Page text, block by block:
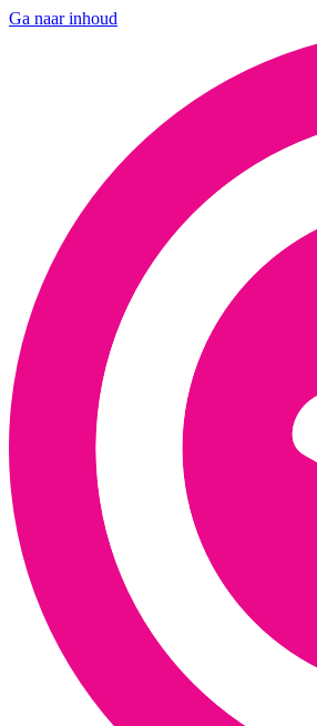
Ga naar inhoud